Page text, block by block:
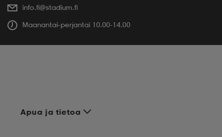
info.fi@stadium.fi
Maanantai-perjantai 10.00-14.00
Apua ja tietoa